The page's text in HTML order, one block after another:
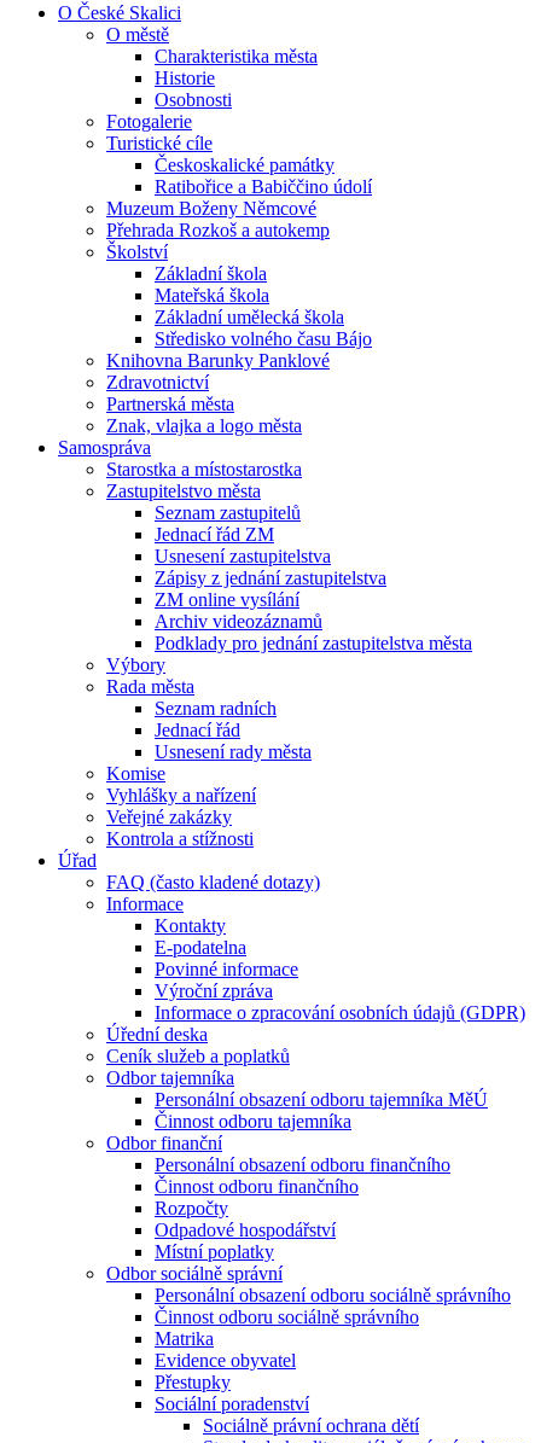
O České Skalici
O městě
Charakteristika města
Historie
Osobnosti
Fotogalerie
Turistické cíle
Českoskalické památky
Ratibořice a Babiččino údolí
Muzeum Boženy Němcové
Přehrada Rozkoš a autokemp
Školství
Základní škola
Mateřská škola
Základní umělecká škola
Středisko volného času Bájo
Knihovna Barunky Panklové
Zdravotnictví
Partnerská města
Znak, vlajka a logo města
Samospráva
Starostka a místostarostka
Zastupitelstvo města
Seznam zastupitelů
Jednací řád ZM
Usnesení zastupitelstva
Zápisy z jednání zastupitelstva
ZM online vysílání
Archiv videozáznamů
Podklady pro jednání zastupitelstva města
Výbory
Rada města
Seznam radních
Jednací řád
Usnesení rady města
Komise
Vyhlášky a nařízení
Veřejné zakázky
Kontrola a stížnosti
Úřad
FAQ (často kladené dotazy)
Informace
Kontakty
E-podatelna
Povinné informace
Výroční zpráva
Informace o zpracování osobních údajů (GDPR)
Úřední deska
Ceník služeb a poplatků
Odbor tajemníka
Personální obsazení odboru tajemníka MěÚ
Činnost odboru tajemníka
Odbor finanční
Personální obsazení odboru finančního
Činnost odboru finančního
Rozpočty
Odpadové hospodářství
Místní poplatky
Odbor sociálně správní
Personální obsazení odboru sociálně správního
Činnost odboru sociálně správního
Matrika
Evidence obyvatel
Přestupky
Sociální poradenství
Sociálně právní ochrana dětí